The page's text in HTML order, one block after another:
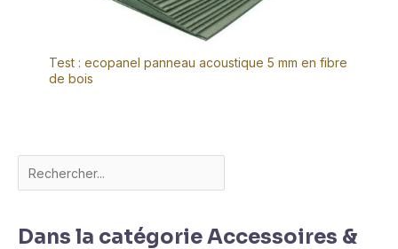
Test : ecopanel panneau acoustique 5 mm en fibre
de bois
Dans la catégorie Accessoires &